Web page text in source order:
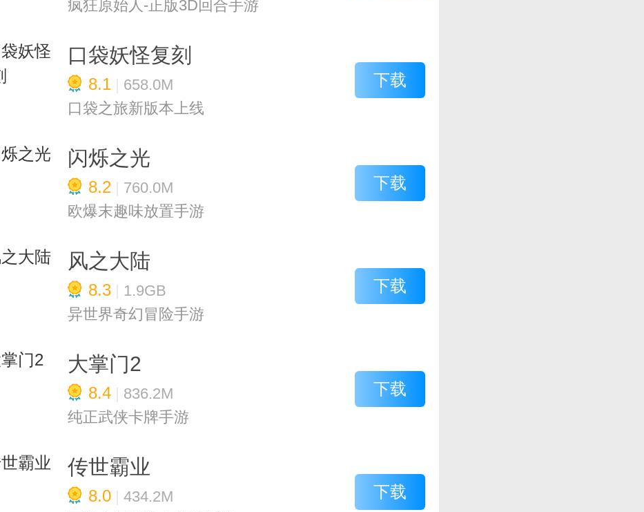
疯狂原始人-正版3D回合手游
口袋妖怪复刻
8.1 | 658.0M
口袋之旅新版本上线
下载
闪烁之光
8.2 | 760.0M
欧爆末趣味放置手游
下载
风之大陆
8.3 | 1.9GB
异世界奇幻冒险手游
下载
大掌门2
8.4 | 836.2M
纯正武侠卡牌手游
下载
传世霸业
8.0 | 434.2M
下载